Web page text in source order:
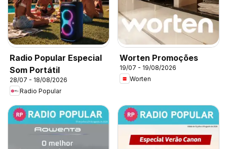
Radio Popular Especial
Som Portátil
28/07 - 18/08/2026
Radio Popular
Worten Promoções
19/07 - 19/08/2026
Worten